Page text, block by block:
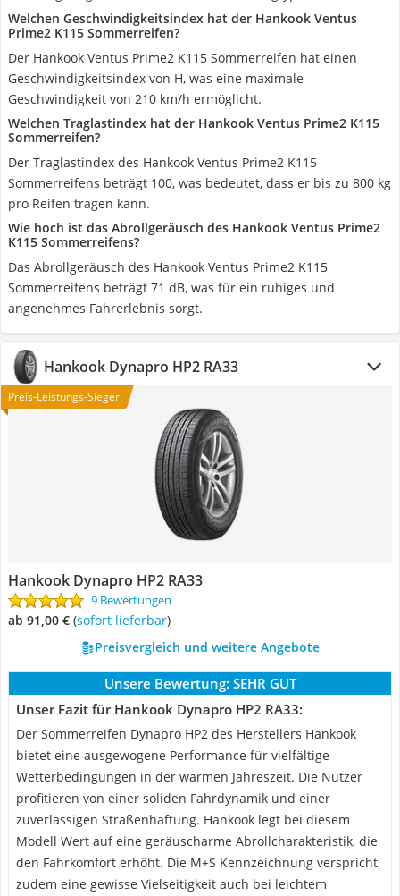
Welchen Geschwindigkeitsindex hat der Hankook Ventus
Prime2 K115 Sommerreifen?
Der Hankook Ventus Prime2 K115 Sommerreifen hat einen
Geschwindigkeitsindex von H, was eine maximale
Geschwindigkeit von 210 km/h ermöglicht.
Welchen Traglastindex hat der Hankook Ventus Prime2 K115
Sommerreifen?
Der Traglastindex des Hankook Ventus Prime2 K115
Sommerreifens beträgt 100, was bedeutet, dass er bis zu 800 kg
pro Reifen tragen kann.
Wie hoch ist das Abrollgeräusch des Hankook Ventus Prime2
K115 Sommerreifens?
Das Abrollgeräusch des Hankook Ventus Prime2 K115
Sommerreifens beträgt 71 dB, was für ein ruhiges und
angenehmes Fahrerlebnis sorgt.
Hankook Dynapro HP2 RA33
Preis-Leistungs-Sieger
Hankook Dynapro HP2 RA33
9 Bewertungen
ab 91,00 € ( Sofort lieferbar)
Preisvergleich und weitere Angebote
Unsere Bewertung: SEHR GUT
Unser Fazit für Hankook Dynapro HP2 RA33:
Der Sommerreifen Dynapro HP2 des Herstellers Hankook
bietet eine ausgewogene Performance für vielfältige
Wetterbedingungen in der warmen Jahreszeit. Die Nutzer
profitieren von einer soliden Fahrdynamik und einer
zuverlässigen Straßenhaftung. Hankook legt bei diesem
Modell Wert auf eine geräuscharme Abrollcharakteristik, die
den Fahrkomfort erhöht. Die M+S Kennzeichnung verspricht
zudem eine gewisse Vielseitigkeit auch bei leichtem